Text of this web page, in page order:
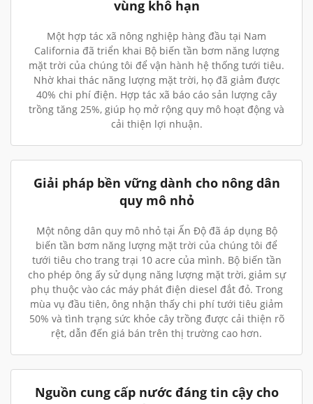
vùng khô hạn
Một hợp tác xã nông nghiệp hàng đầu tại Nam
California đã triển khai Bộ biến tần bơm năng lượng
mặt trời của chúng tôi để vận hành hệ thống tưới tiêu.
Nhờ khai thác năng lượng mặt trời, họ đã giảm được
40% chi phí điện. Hợp tác xã báo cáo sản lượng cây
trồng tăng 25%, giúp họ mở rộng quy mô hoạt động và
cải thiện lợi nhuận.
Giải pháp bền vững dành cho nông dân
quy mô nhỏ
Một nông dân quy mô nhỏ tại Ấn Độ đã áp dụng Bộ
biến tần bơm năng lượng mặt trời của chúng tôi để
tưới tiêu cho trang trại 10 acre của mình. Bộ biến tần
cho phép ông ấy sử dụng năng lượng mặt trời, giảm sự
phụ thuộc vào các máy phát điện diesel đắt đỏ. Trong
mùa vụ đầu tiên, ông nhận thấy chi phí tưới tiêu giảm
50% và tình trạng sức khỏe cây trồng được cải thiện rõ
rệt, dẫn đến giá bán trên thị trường cao hơn.
Nguồn cung cấp nước đáng tin cậy cho